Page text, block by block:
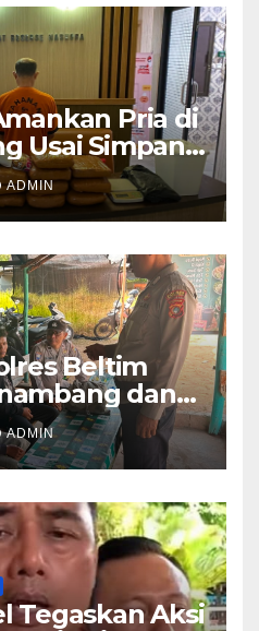
Pria di
Usai Simpan
di Rumah
ADMIN
Beltim
dan
ADMIN
Tegaskan Aksi